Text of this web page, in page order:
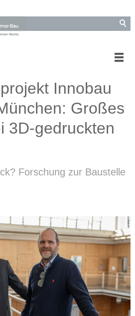
Innobau
Großes
3D-gedruckten
Forschung zur Baustelle